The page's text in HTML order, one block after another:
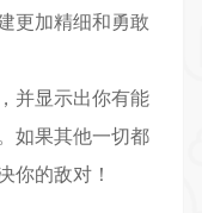
更加精细和勇敢
并显示出你有能
如果其他一切都
你的敌对！